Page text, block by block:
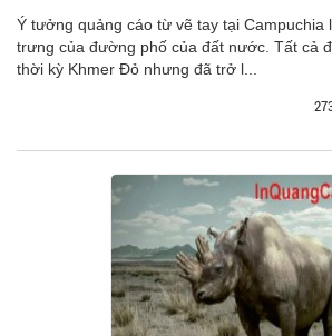
Ý tưởng quảng cáo từ vẽ tay tại Campuchia
trưng của đường phố của đất nước. Tất cả
thời kỳ Khmer Đỏ nhưng đã trở l...